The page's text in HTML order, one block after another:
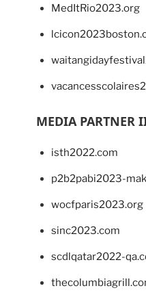
MedItRio2023.org
MEDIA PARTNER
isth2022.com
p2b2pabi2023-
wocfparis2023.org
sinc2023.com
scdlqatar2022-